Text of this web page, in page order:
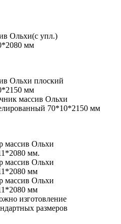
Ольхи(с упл.)
мм
Ольхи плоский
мм
массив Ольхи
70*10*2150 мм
массив Ольхи
мм.
массив Ольхи
мм
массив Ольхи
мм
изготовление
размеров